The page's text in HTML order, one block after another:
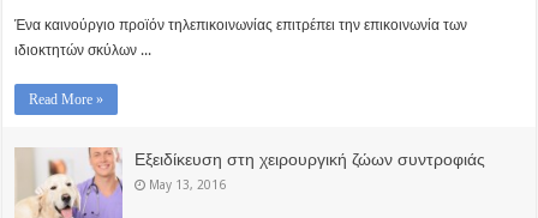
Ένα καινούργιο προϊόν τηλεπικοινωνίας επιτρέπει την επικοινωνία των
ιδιοκτητών σκύλων ...
Read More »
Εξειδίκευση στη χειρουργική ζώων συντροφιάς
May 13, 2016